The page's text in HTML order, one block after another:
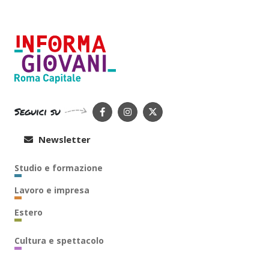
Seguici su
Newsletter
Studio e formazione
Lavoro e impresa
Estero
Cultura e spettacolo